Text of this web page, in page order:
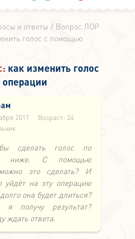
и ответы
Вопрос ЛОР
голос с помощью
как изменить голос
2017
Возраст: 24
сделать голос по
ниже. С помощью
это сделать? И
уйдёт на эту операцию
она будет длиться?
я получу результат?
ждать ответа.